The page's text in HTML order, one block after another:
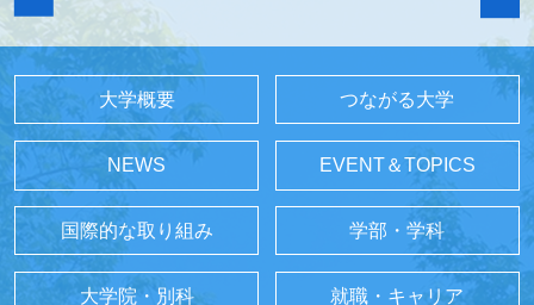
大学概要 つながる大学
NEWS EVENT＆TOPICS
国際的な取り組み 学部・学科
大学院・別科 就職・キャリア